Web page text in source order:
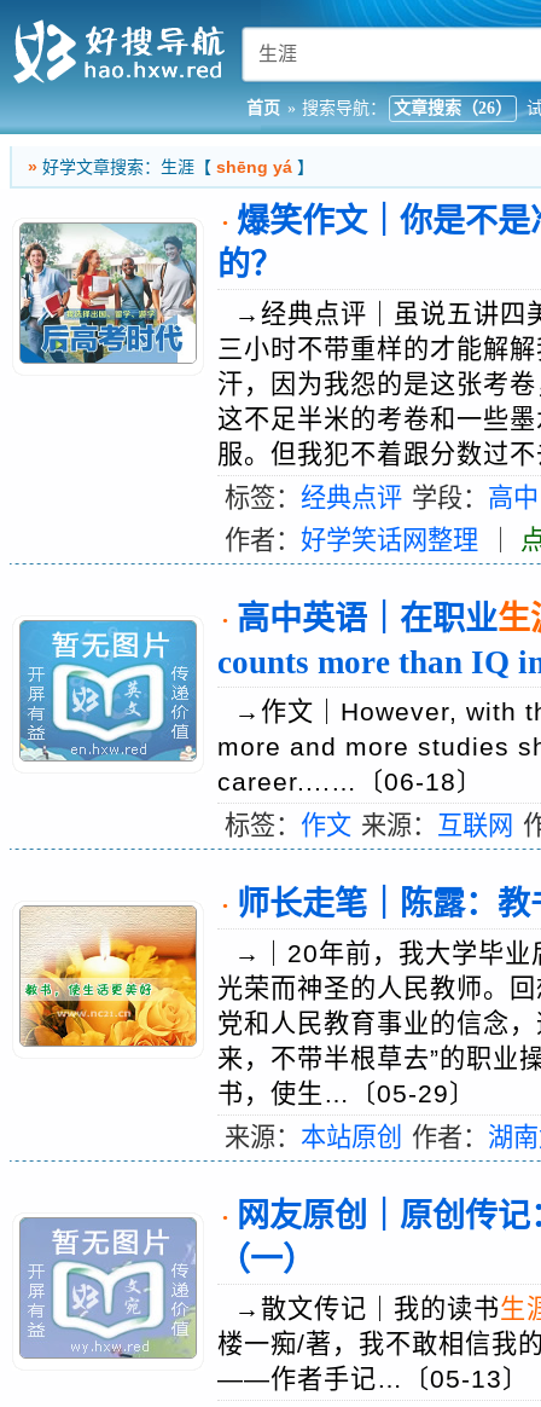
首页 » 搜索导航： 文章搜索（26）
» 好学文章搜索：生涯【 shēng yá 】
· 爆笑作文｜你是不
的？
→经典点评｜虽说五讲四
三小时不带重样的才能解
汗，因为我怨的是这张考
这不足半米的考卷和一些
服。但我犯不着跟分数过
标签：经典点评 学段： 高中
作者：好学笑话网整理
· 高中英语｜在职业生
counts more than IQ
→作文｜However, with
more and more studies
career....…〔06-18〕
标签： 作文 来源： 互联网
· 师长走笔｜陈露：
→｜20年前，我大学毕业
光荣而神圣的人民教师。
党和人民教育事业的信念
来，不带半根草去”的职业
书，使生…〔05-29〕
来源： 本站原创 作者： 湖
· 网友原创｜原创传
（一）
→散文传记｜我的读书生
楼一痴/著，我不敢相信我
——作者手记…〔05-13〕